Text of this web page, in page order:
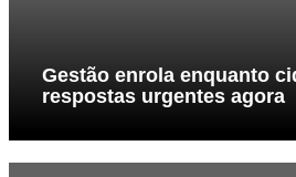
Gestão enrola enquanto
respostas urgentes agora